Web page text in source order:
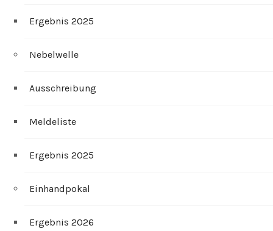
Ergebnis 2025
Nebelwelle
Ausschreibung
Meldeliste
Ergebnis 2025
Einhandpokal
Ergebnis 2026